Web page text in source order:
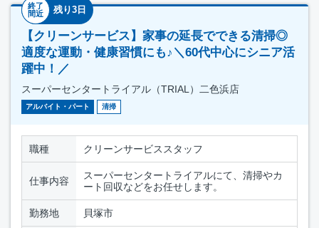
終了
間近
残り3日
【クリーンサービス】家事の延長でできる清掃◎
適度な運動・健康習慣にも♪＼60代中心にシニア活
躍中！／
スーパーセンタートライアル（TRIAL）二色浜店
アルバイト・パート 清掃
職種 クリーンサービススタッフ
仕事内容
スーパーセンタートライアルにて、清掃やカ
ート回収などをお任せします。
勤務地 貝塚市